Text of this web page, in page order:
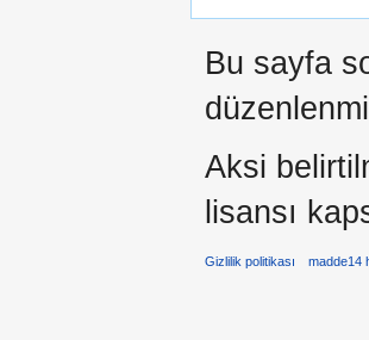
Bu sayfa
Aksi
lisansı
Gizlilik politikası madde14